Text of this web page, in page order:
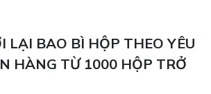
LẠI BAO BÌ HỘP THEO YÊU
HÀNG TỪ 1000 HỘP TRỞ